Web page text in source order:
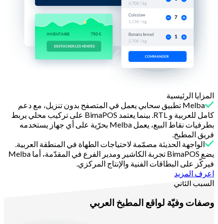
المزايا الرئيسية
Melba تطبيق سحابي يعمل في المتصفح بدون تنزيل، مع دعم
كامل للعربية و RTL. بينما يعتمد BimaPOS على تركيب محلي يربط
بطرفيات نقاط البيع، يعمل Melba بحرّية على أي جهاز يستخدمه
فريق المطبخ.
الواجهة الحديثة مصمّمة لاحتياجات الطهاة في المنطقة العربية.
يضع BimaPOS تجربة الكاشير ومدير الفرع في المقدّمة، أما Melba
فيركّز على البطاقات الفنية والإنتاج المركزي.
اعرف المزيد
السبب الثاني
وصفات وفيّة لواقع المطبخ العربي